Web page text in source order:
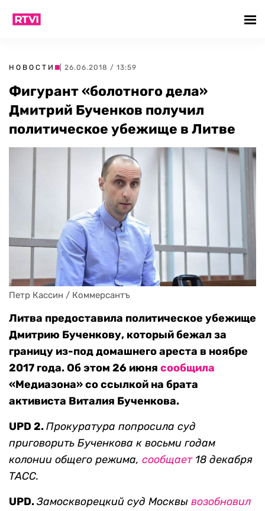
НОВОСТИ | 26.06.2018 / 13:59
Фигурант «болотного дела»
Дмитрий Бученков получил
политическое убежище в Литве
Петр Кассин / Коммерсантъ
Литва предоставила политическое убежище
Дмитрию Бученкову, который бежал за
границу из-под домашнего ареста в ноябре
2017 года. Об этом 26 июня сообщила
«Медиазона» со ссылкой на брата
активиста Виталия Бученкова.
UPD 2.Прокуратура попросила суд
приговорить Бученкова к восьми годам
колонии общего режима, сообщает 18 декабря
ТАСС.
UPD.Замоскворецкий суд Москвы возобновил